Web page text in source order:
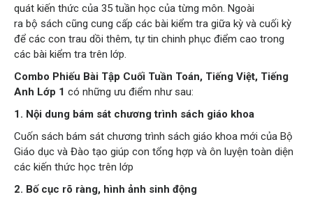
quát kiến thức của 35 tuần học của từng môn. Ngoài
ra bộ sách cũng cung cấp các bài kiểm tra giữa kỳ và cuối kỳ
để các con trau dồi thêm, tự tin chinh phục điểm cao trong
các bài kiểm tra trên lớp.
Combo Phiếu Bài Tập Cuối Tuần Toán, Tiếng Việt, Tiếng
Anh Lớp 1 có những ưu điểm như sau:
1. Nội dung bám sát chương trình sách giáo khoa
Cuốn sách bám sát chương trình sách giáo khoa mới của Bộ
Giáo dục và Đào tạo giúp con tổng hợp và ôn luyện toàn diện
các kiến thức học trên lớp
2. Bố cục rõ ràng, hình ảnh sinh động